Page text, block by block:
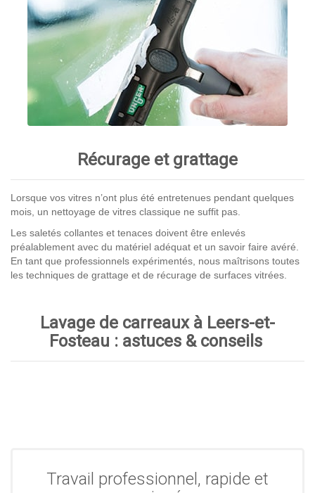
Récurage et grattage
Lorsque vos vitres n’ont plus été entretenues pendant quelques
mois, un nettoyage de vitres classique ne suffit pas.
Les saletés collantes et tenaces doivent être enlevés
préalablement avec du matériel adéquat et un savoir faire avéré.
En tant que professionnels expérimentés, nous maîtrisons toutes
les techniques de grattage et de récurage de surfaces vitrées.
Lavage de carreaux à Leers-et-
Fosteau : astuces & conseils
Travail professionnel, rapide et